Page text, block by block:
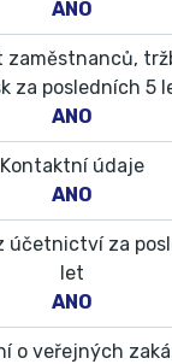
ANO
zaměstnanců,
za posledních 5
ANO
Kontaktní údaje
ANO
účetnictví za
let
ANO
o veřejných